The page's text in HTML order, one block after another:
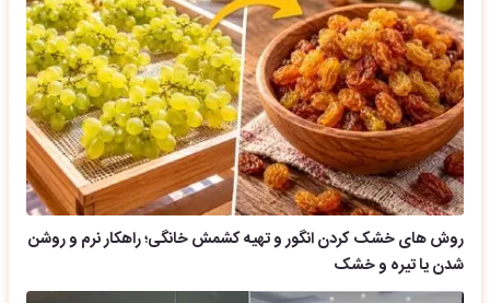
روش های خشک کردن انگور و تهیه کشمش خانگی؛ راهکار نرم و روشن
شدن یا تیره و خشک